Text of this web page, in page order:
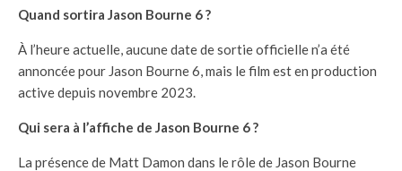
Quand sortira Jason Bourne 6 ?
À l’heure actuelle, aucune date de sortie officielle n’a été
annoncée pour Jason Bourne 6, mais le film est en production
active depuis novembre 2023.
Qui sera à l’affiche de Jason Bourne 6 ?
La présence de Matt Damon dans le rôle de Jason Bourne